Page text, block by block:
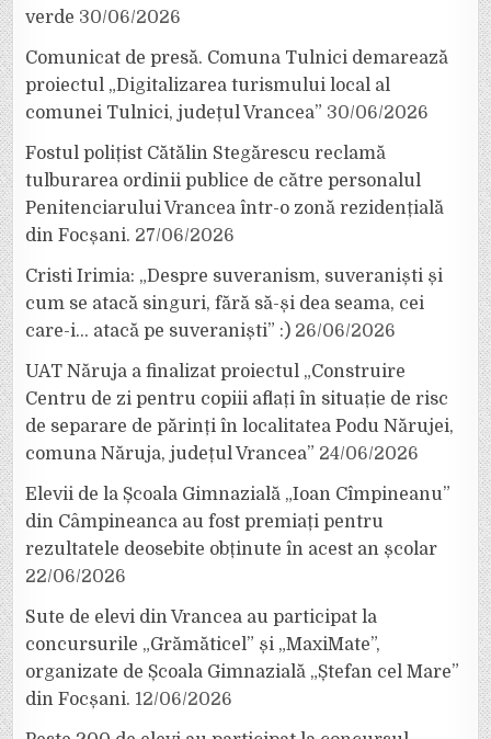
verde 30/06/2026
Comunicat de presă. Comuna Tulnici demarează
proiectul „Digitalizarea turismului local al
comunei Tulnici, județul Vrancea” 30/06/2026
Fostul polițist Cătălin Stegărescu reclamă
tulburarea ordinii publice de către personalul
Penitenciarului Vrancea într-o zonă rezidențială
din Focșani. 27/06/2026
Cristi Irimia: „Despre suveranism, suveraniști și
cum se atacă singuri, fără să-și dea seama, cei
care-i… atacă pe suveraniști” :) 26/06/2026
UAT Năruja a finalizat proiectul „Construire
Centru de zi pentru copiii aflați în situație de risc
de separare de părinți în localitatea Podu Nărujei,
comuna Năruja, județul Vrancea” 24/06/2026
Elevii de la Școala Gimnazială „Ioan Cîmpineanu”
din Câmpineanca au fost premiați pentru
rezultatele deosebite obținute în acest an școlar
22/06/2026
Sute de elevi din Vrancea au participat la
concursurile „Grămăticel” și „MaxiMate”,
organizate de Școala Gimnazială „Ștefan cel Mare”
din Focșani. 12/06/2026